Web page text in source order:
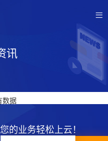
讯
数据
的业务轻松上云！